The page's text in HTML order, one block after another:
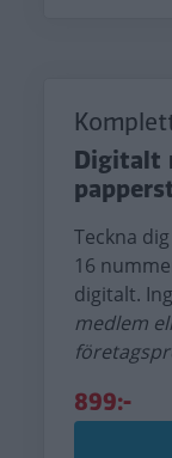
Digitalt
Teckna
16
digitalt.
medlem
899:-